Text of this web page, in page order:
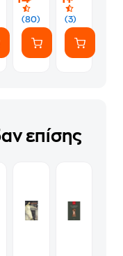
(80) (3)
επίσης